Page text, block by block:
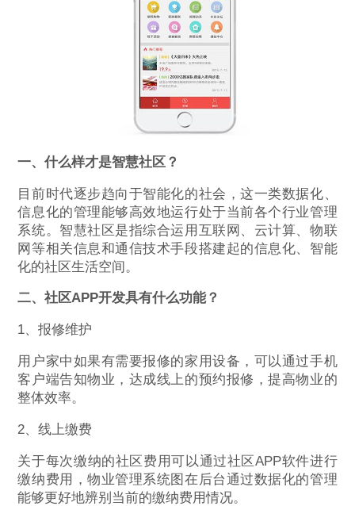
一、什么样才是智慧社区？
目前时代逐步趋向于智能化的社会，这一类数据化、
信息化的管理能够高效地运行处于当前各个行业管理
系统。智慧社区是指综合运用互联网、云计算、物联
网等相关信息和通信技术手段搭建起的信息化、智能
化的社区生活空间。
二、社区APP开发具有什么功能？
1、报修维护
用户家中如果有需要报修的家用设备，可以通过手机
客户端告知物业，达成线上的预约报修，提高物业的
整体效率。
2、线上缴费
关于每次缴纳的社区费用可以通过社区APP软件进行
缴纳费用，物业管理系统图在后台通过数据化的管理
能够更好地辨别当前的缴纳费用情况。